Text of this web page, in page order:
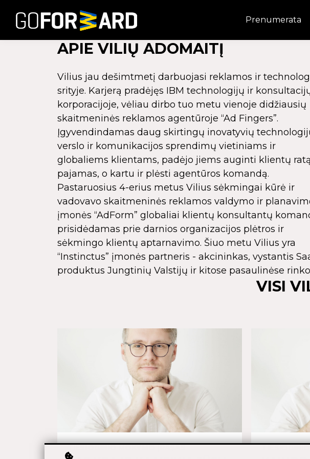
Prenumerata
APIE VILIŲ ADOMAITĮ
Vilius jau dešimtmetį darbuojasi reklamos ir
srityje. Karjerą pradėjęs IBM technologijų ir
korporacijoje, vėliau dirbo tuo metu vienoje didžiausių
skaitmeninės reklamos agentūroje “Ad Fingers”.
Įgyvendindamas daug skirtingų inovatyvių
verslo ir komunikacijos sprendimų vietiniams ir
globaliems klientams, padėjo jiems auginti klientų
pajamas, o kartu ir plėsti agentūros komandą.
Pastaruosius 4-erius metus Vilius sėkmingai kūrė ir
vadovavo skaitmeninės reklamos valdymo ir
įmonės “AdForm” globaliai klientų konsultantų
prisidėdamas prie darnios organizacijos plėtros ir
sėkmingo klientų aptarnavimo. Šiuo metu Vilius yra
“Instinctus” įmonės partneris - akcininkas, vystantis
produktus Jungtinių Valstijų ir kitose pasaulinėse
VISI